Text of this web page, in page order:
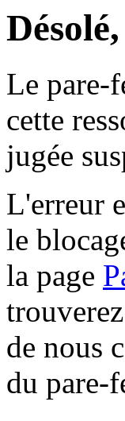
Le pare-
cette
jugée
L'erreur
le
la page
de nous
du pare-